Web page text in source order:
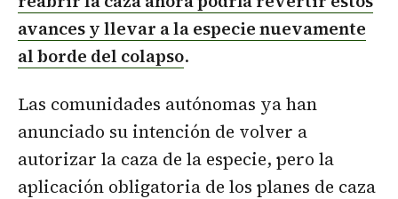
avances y llevar a la especie nuevamente
al borde del colapso.
Las comunidades autónomas ya han
anunciado su intención de volver a
autorizar la caza de la especie, pero la
aplicación obligatoria de los planes de caza